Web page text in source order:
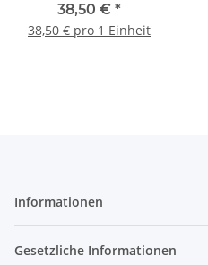
Kabellänge 700mm
Gehäuse 50 mm
38,50 € *
38,50 € pro 1 Einheit
Informationen
Gesetzliche Informationen